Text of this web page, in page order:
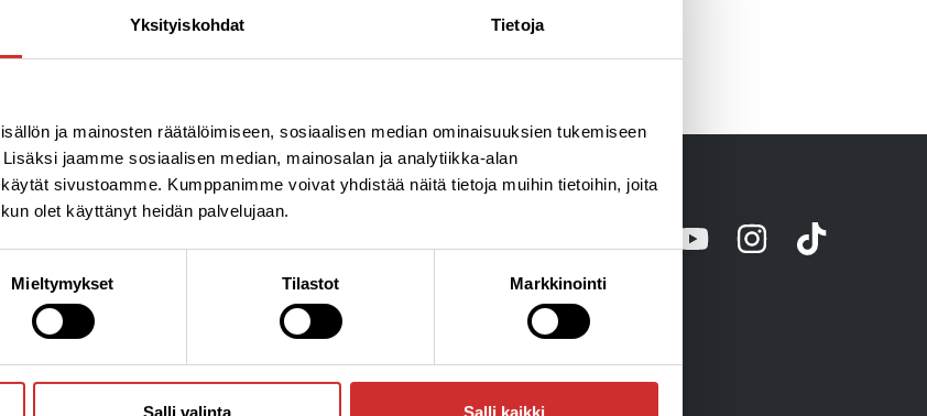
Yksityiskohdat Tietoja
ja mainosten räätälöimiseen, sosiaalisen median ominaisuuksien tukemiseen
jaamme sosiaalisen median, mainosalan ja analytiikka-alan
sivustoamme. Kumppanimme voivat yhdistää näitä tietoja muihin tietoihin, joita
olet käyttänyt heidän palvelujaan.
Mieltymykset Tilastot Markkinointi
Salli valinta Salli kaikki
Antero ja Seija
Liikunta- ja Hyvinvointikeskus
Puhelin 050 356 3045
info@aplico.fi
Y-tunnus: 1906043-3
Tietosuojaseloste ja arvontaehdot »
Blogi